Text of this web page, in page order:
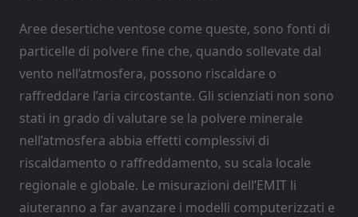
Aree desertiche ventose come queste, sono fonti di
particelle di polvere fine che, quando sollevate dal
vento nell’atmosfera, possono riscaldare o
raffreddare l’aria circostante. Gli scienziati non sono
stati in grado di valutare se la polvere minerale
nell’atmosfera abbia effetti complessivi di
riscaldamento o raffreddamento, su scala locale
regionale e globale. Le misurazioni dell’EMIT li
aiuteranno a far avanzare i modelli computerizzati e